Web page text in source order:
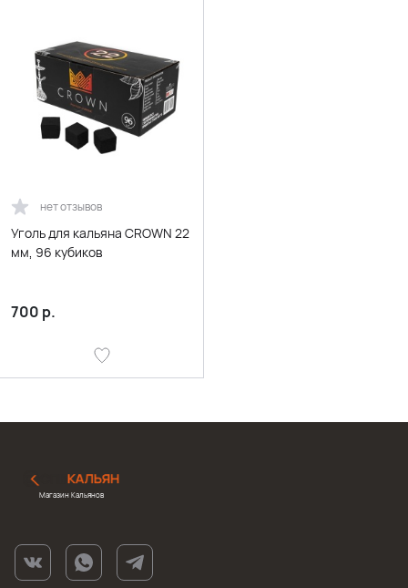
нет отзывов
Уголь для кальяна CROWN 22
мм, 96 кубиков
700 р.
Магазин Кальянов